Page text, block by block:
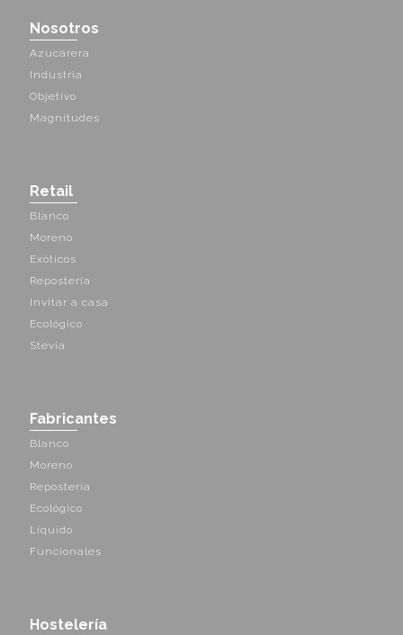
Nosotros
Azucarera
Industria
Objetivo
Magnitudes
Retail
Blanco
Moreno
Exóticos
Repostería
Invitar a casa
Ecológico
Stevia
Fabricantes
Blanco
Moreno
Repostería
Ecológico
Líquido
Funcionales
Hostelería